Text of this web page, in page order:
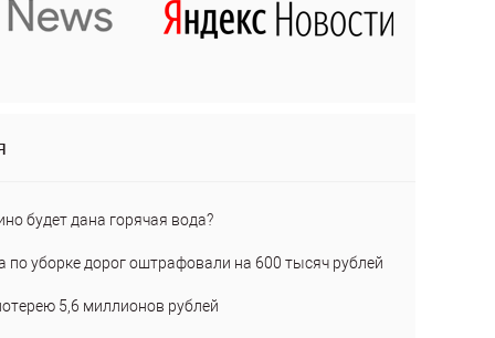
будет дана горячая вода?
по уборке дорог оштрафовали на 600 тысяч рублей
5,6 миллионов рублей